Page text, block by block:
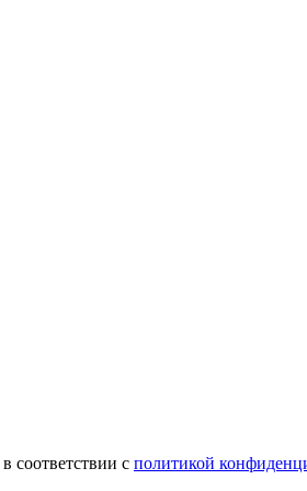
в соответствии с политикой